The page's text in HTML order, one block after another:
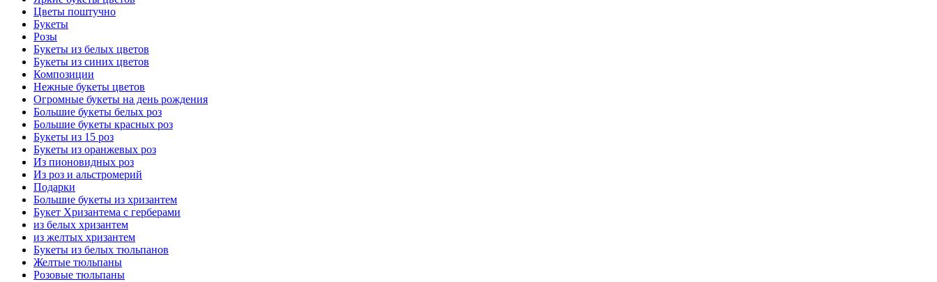
Цветы поштучно
Букеты
Розы
Букеты из белых цветов
Букеты из синих цветов
Композиции
Нежные букеты цветов
Огромные букеты на день рождения
Большие букеты белых роз
Большие букеты красных роз
Букеты из 15 роз
Букеты из оранжевых роз
Из пионовидных роз
Из роз и альстромерий
Подарки
Большие букеты из хризантем
Букет Хризантема с герберами
из белых хризантем
из желтых хризантем
Букеты из белых тюльпанов
Желтые тюльпаны
Розовые тюльпаны